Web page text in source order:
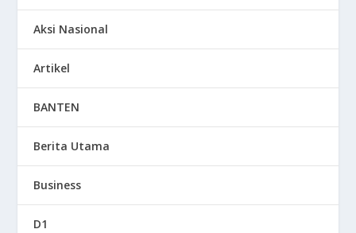
Aksi Nasional
Artikel
BANTEN
Berita Utama
Business
D1